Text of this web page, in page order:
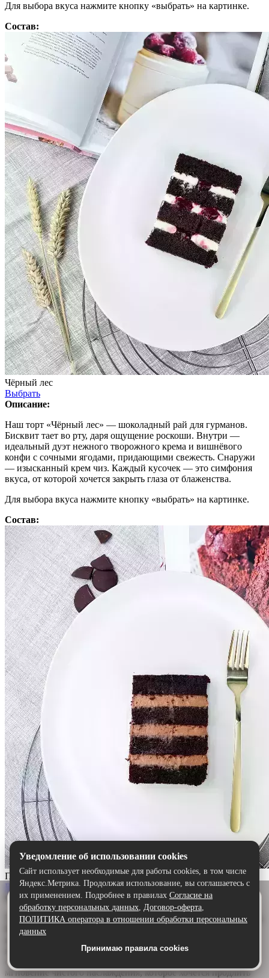
Для выбора вкуса нажмите кнопку «выбрать» на картинке.
Состав:
Чёрный лес
Выбрать
Описание:
Наш торт «Чёрный лес» — шоколадный рай для гурманов.
Бисквит тает во рту, даря ощущение роскоши. Внутри —
идеальный дуэт нежного творожного крема и вишнёвого
конфи с сочными ягодами, придающими свежесть. Снаружи
— изысканный крем чиз. Каждый кусочек — это симфония
вкуса, от которой хочется закрыть глаза от блаженства.
Для выбора вкуса нажмите кнопку «выбрать» на картинке.
Состав:
Прага
Выбрать
Описание:
Торт «Прага» — шоколадный шедевр для истинных гурманов.
Воздушный бисквит, щедро пропитанный ароматным
нежный сливочно-шоколадный крем обволакивает язык,
создавая идеальную гармонию. Каждый кусочек — это
мгновение чистого наслаждения, которое хочется продлить
Удобнее в приложении
Скачайте приложение — быстрее и комфортнее,
чем через сайт.
Скачать в Google Play
Уведомление об использовании cookies
Сайт использует необходимые для работы cookies, в том числе
Яндекс.Метрика. Продолжая использование, вы соглашаетесь с
их применением. Подробнее в правилах Согласие на
обработку персональных данных, Договор-оферта,
ПОЛИТИКА оператора в отношении обработки персональных
данных
Принимаю правила cookies